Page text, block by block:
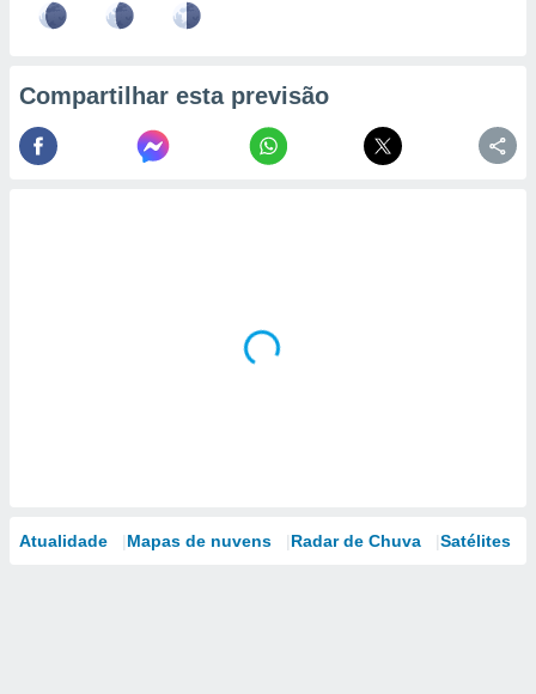
Compartilhar esta previsão
Atualidade Mapas de nuvens Radar de Chuva Satélites